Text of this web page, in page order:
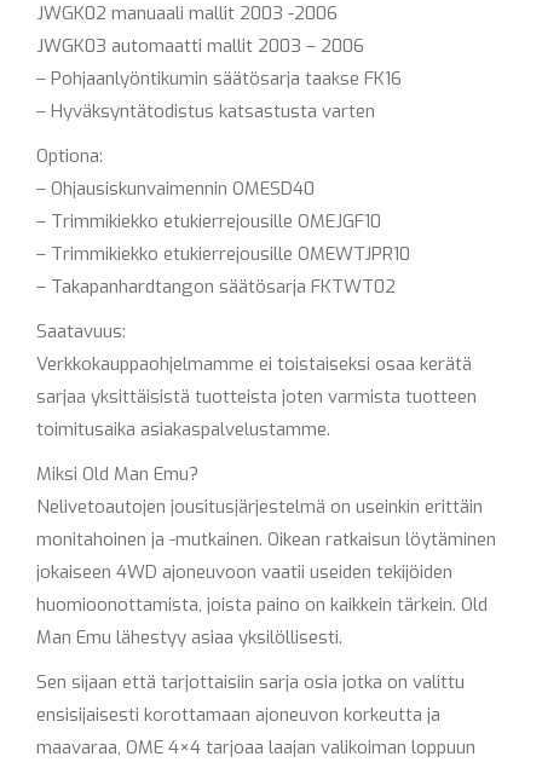
JWGK02 manuaali mallit 2003 -2006
JWGK03 automaatti mallit 2003 – 2006
– Pohjaanlyöntikumin säätösarja taakse FK16
– Hyväksyntätodistus katsastusta varten
Optiona:
– Ohjausiskunvaimennin OMESD40
– Trimmikiekko etukierrejousille OMEJGF10
– Trimmikiekko etukierrejousille OMEWTJPR10
– Takapanhardtangon säätösarja FKTWT02
Saatavuus:
Verkkokauppaohjelmamme ei toistaiseksi osaa kerätä
sarjaa yksittäisistä tuotteista joten varmista tuotteen
toimitusaika asiakaspalvelustamme.
Miksi Old Man Emu?
Nelivetoautojen jousitusjärjestelmä on useinkin erittäin
monitahoinen ja -mutkainen. Oikean ratkaisun löytäminen
jokaiseen 4WD ajoneuvoon vaatii useiden tekijöiden
huomioonottamista, joista paino on kaikkein tärkein. Old
Man Emu lähestyy asiaa yksilöllisesti.
Sen sijaan että tarjottaisiin sarja osia jotka on valittu
ensisijaisesti korottamaan ajoneuvon korkeutta ja
maavaraa, OME 4×4 tarjoaa laajan valikoiman loppuun